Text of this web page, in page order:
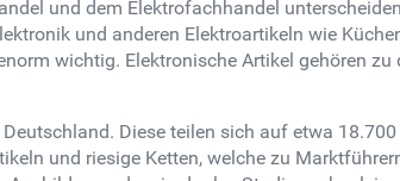
und dem Elektrofachhandel
und anderen Elektroartikeln wie
wichtig. Elektronische Artikel gehören
Diese teilen sich auf etwa
und riesige Ketten, welche zu